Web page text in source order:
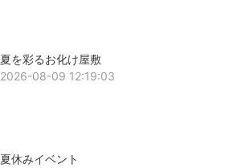
夏を彩るお化け屋敷
2026-08-09 12:19:03
夏休みイベント